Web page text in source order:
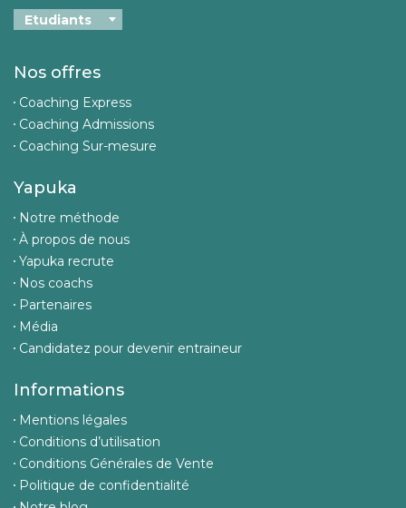
Nos offres
Coaching Express
Coaching Admissions
Coaching Sur-mesure
Yapuka
Notre méthode
À propos de nous
Yapuka recrute
Nos coachs
Partenaires
Média
Candidatez pour devenir entraineur
Informations
Mentions légales
Conditions d’utilisation
Conditions Générales de Vente
Politique de confidentialité